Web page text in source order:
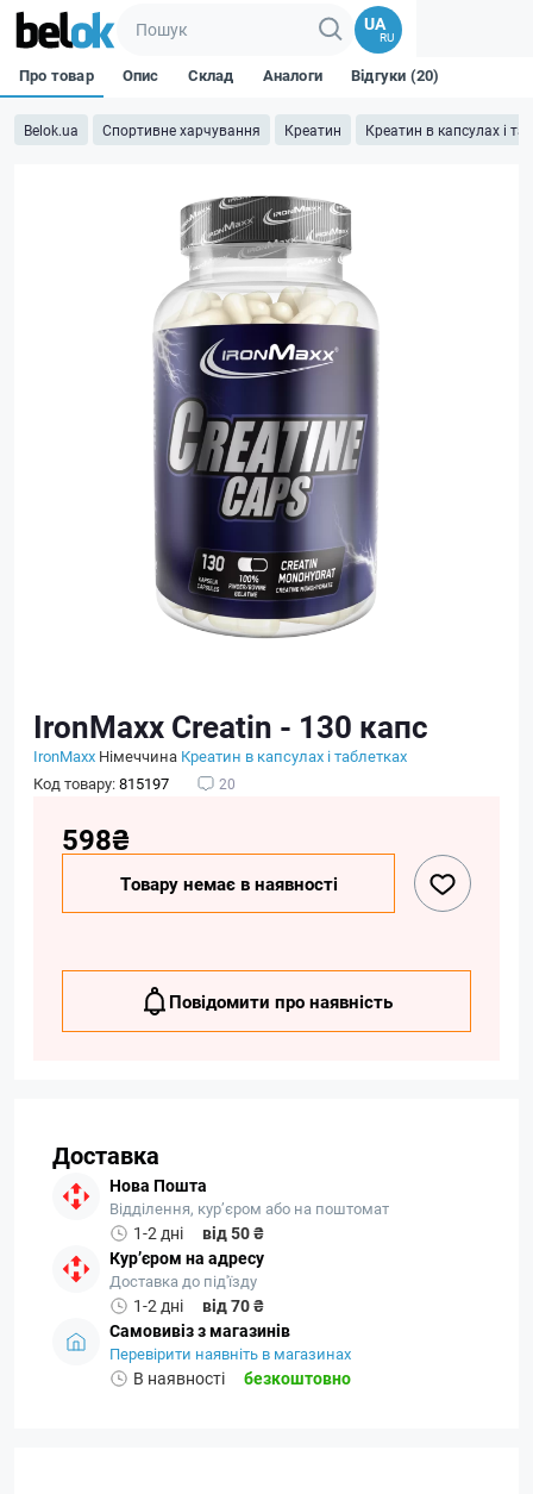
UA
RU
Belok.ua Спортивне харчування Креатин Креатин в капсулах і
Про товар Опис Склад Аналоги Відгуки (20)
IronMaxx Creatin - 130 капс
IronMaxx Німеччина Креатин в капсулах і таблетках
Код товару:815197 20
598₴
Товару немає в наявності
Повідомити про наявність
Доставка
Нова Пошта
Відділення, кур’єром або на поштомат
1-2 дні
від 50 ₴
Кур’єром на адресу
Доставка до під'їзду
1-2 дні
від 70 ₴
Самовивіз з магазинів
Перевірити наявніть в магазинах
В наявності безкоштовно